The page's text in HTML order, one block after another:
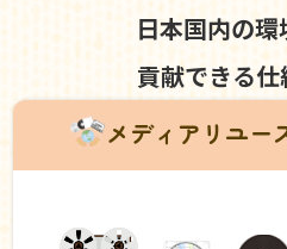
日本国内の
貢献できる仕
メディアリユー